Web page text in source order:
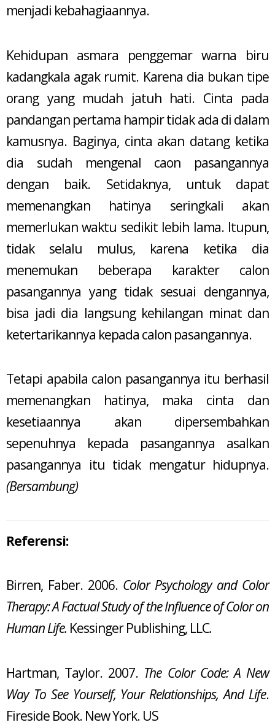
menjadi kebahagiaannya.
Kehidupan asmara penggemar warna biru
kadangkala agak rumit. Karena dia bukan tipe
orang yang mudah jatuh hati. Cinta pada
pandangan pertama hampir tidak ada di dalam
kamusnya. Baginya, cinta akan datang ketika
dia sudah mengenal caon pasangannya
dengan baik. Setidaknya, untuk dapat
memenangkan hatinya seringkali akan
memerlukan waktu sedikit lebih lama. Itupun,
tidak selalu mulus, karena ketika dia
menemukan beberapa karakter calon
pasangannya yang tidak sesuai dengannya,
bisa jadi dia langsung kehilangan minat dan
ketertarikannya kepada calon pasangannya.
Tetapi apabila calon pasangannya itu berhasil
memenangkan hatinya, maka cinta dan
kesetiaannya akan dipersembahkan
sepenuhnya kepada pasangannya asalkan
pasangannya itu tidak mengatur hidupnya.
(Bersambung)
Referensi:
Birren, Faber. 2006. Color Psychology and Color
Therapy: A Factual Study of the Influence of Color on
Human Life. Kessinger Publishing, LLC.
Hartman, Taylor. 2007. The Color Code: A New
Way To See Yourself, Your Relationships, And Life.
Fireside Book. New York. US